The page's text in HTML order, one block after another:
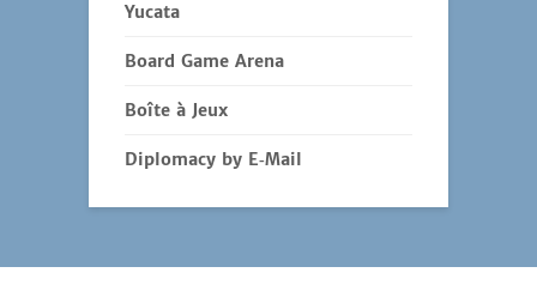
Yucata
Board Game Arena
Boîte à Jeux
Diplomacy by E‑Mail